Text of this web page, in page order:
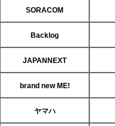
SORACOM
Backlog
JAPANNEXT
brand new ME!
ヤマハ